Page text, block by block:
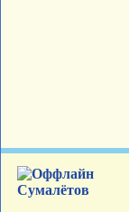
Сумалётов